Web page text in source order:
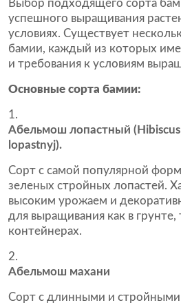
Выбор подходящего сорта
успешного выращивания
условиях. Существует
бамии, каждый из которых
и требования к условиям
Основные сорта бамии:
Абельмош лопастный (Hibiscus
lopastnyj).
Сорт с самой популярной
зеленых стройных лопастей.
высоким урожаем и
для выращивания как в грунте,
контейнерах.
Абельмош махани
Сорт с длинными и